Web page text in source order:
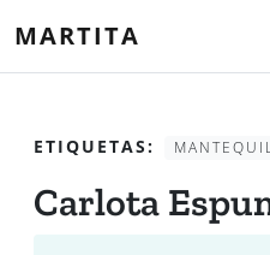
MARTITA
ETIQUETAS:
Carlota